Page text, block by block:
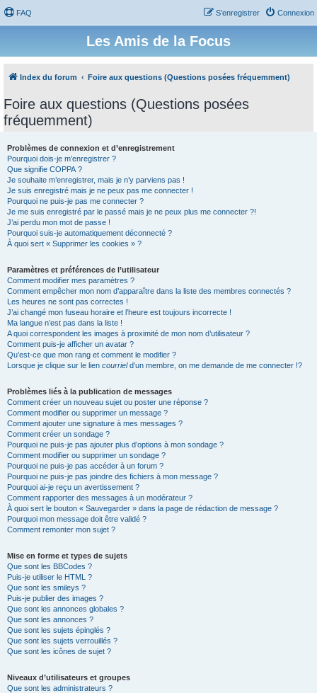
FAQ Connexion
S’enregistrer
Les Amis de la Focus
Index du forum Foire aux questions (Questions posées fréquemment)
Foire aux questions (Questions posées
fréquemment)
Problèmes de connexion et d’enregistrement
Pourquoi dois-je m’enregistrer ?
Que signifie COPPA ?
Je souhaite m’enregistrer, mais je n’y parviens pas !
Je suis enregistré mais je ne peux pas me connecter !
Pourquoi ne puis-je pas me connecter ?
Je me suis enregistré par le passé mais je ne peux plus me connecter ?!
J’ai perdu mon mot de passe !
Pourquoi suis-je automatiquement déconnecté ?
À quoi sert « Supprimer les cookies » ?
Paramètres et préférences de l’utilisateur
Comment modifier mes paramètres ?
Comment empêcher mon nom d’apparaître dans la liste des membres connectés ?
Les heures ne sont pas correctes !
J’ai changé mon fuseau horaire et l’heure est toujours incorrecte !
Ma langue n’est pas dans la liste !
A quoi correspondent les images à proximité de mon nom d’utilisateur ?
Comment puis-je afficher un avatar ?
Qu’est-ce que mon rang et comment le modifier ?
Lorsque je clique sur le lien courrield’un membre, on me demande de me connecter !?
Problèmes liés à la publication de messages
Comment créer un nouveau sujet ou poster une réponse ?
Comment modifier ou supprimer un message ?
Comment ajouter une signature à mes messages ?
Comment créer un sondage ?
Pourquoi ne puis-je pas ajouter plus d’options à mon sondage ?
Comment modifier ou supprimer un sondage ?
Pourquoi ne puis-je pas accéder à un forum ?
Pourquoi ne puis-je pas joindre des fichiers à mon message ?
Pourquoi ai-je reçu un avertissement ?
Comment rapporter des messages à un modérateur ?
À quoi sert le bouton « Sauvegarder » dans la page de rédaction de message ?
Pourquoi mon message doit être validé ?
Comment remonter mon sujet ?
Mise en forme et types de sujets
Que sont les BBCodes ?
Puis-je utiliser le HTML ?
Que sont les smileys ?
Puis-je publier des images ?
Que sont les annonces globales ?
Que sont les annonces ?
Que sont les sujets épinglés ?
Que sont les sujets verrouillés ?
Que sont les icônes de sujet ?
Niveaux d’utilisateurs et groupes
Que sont les administrateurs ?